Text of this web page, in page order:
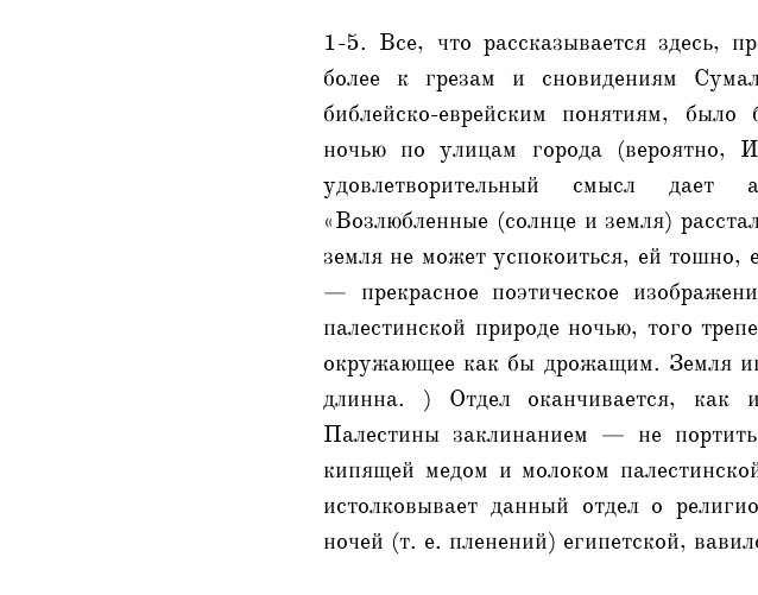
1-5. Все, что рассказывается здесь,
более к грезам и сновидениям
библейско-еврейским понятиям,
ночью по улицам города (вероятно,
удовлетворительный смысл дает
«Возлюбленные (солнце и земля)
земля не может успокоиться, ей
— прекрасное поэтическое
палестинской природе ночью, того
окружающее как бы дрожащим. Земля
длинна. ) Отдел оканчивается, как
Палестины заклинанием — не
кипящей медом и молоком
истолковывает данный отдел о
ночей (т. е. пленений) египетской,